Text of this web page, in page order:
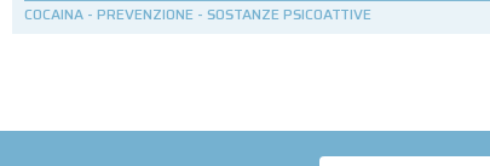
COCAINA - PREVENZIONE - SOSTANZE PSICOATTIVE